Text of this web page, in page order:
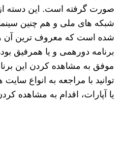
صورت گرفته است. این دسته از
شبکه های ملی و هم چنین
شده است که معروف ترین آن
برنامه دورهمی و یا همرفیق
موفق به مشاهده کردن این
توانید با مراجعه به انواع سایت
یا آپارات، اقدام به مشاهده